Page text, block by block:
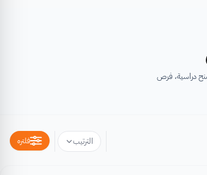
دراسية، فرص
الترتيب فلتره